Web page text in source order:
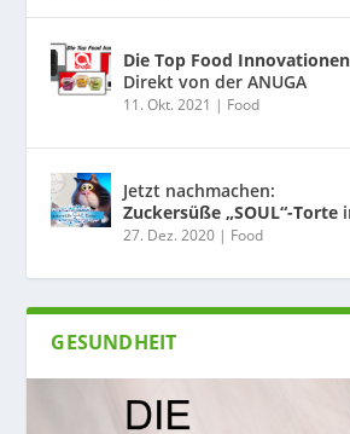
Die Top Food Innovationen
Direkt von der ANUGA
11. Okt. 2021 | Food
Jetzt nachmachen:
Zuckersüße „SOUL“-Torte
27. Dez. 2020 | Food
GESUNDHEIT